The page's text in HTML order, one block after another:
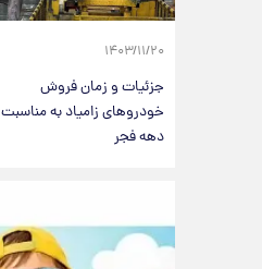
۱۴۰۳/۱۱/۲۰
جزئیات و زمان فروش
خودروهای زامیاد به مناسبت
دهه فجر